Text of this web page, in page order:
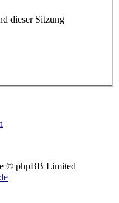
dieser Sitzung
© phpBB Limited